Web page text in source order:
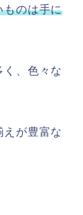
ものは手に
く、色々な
が豊富な